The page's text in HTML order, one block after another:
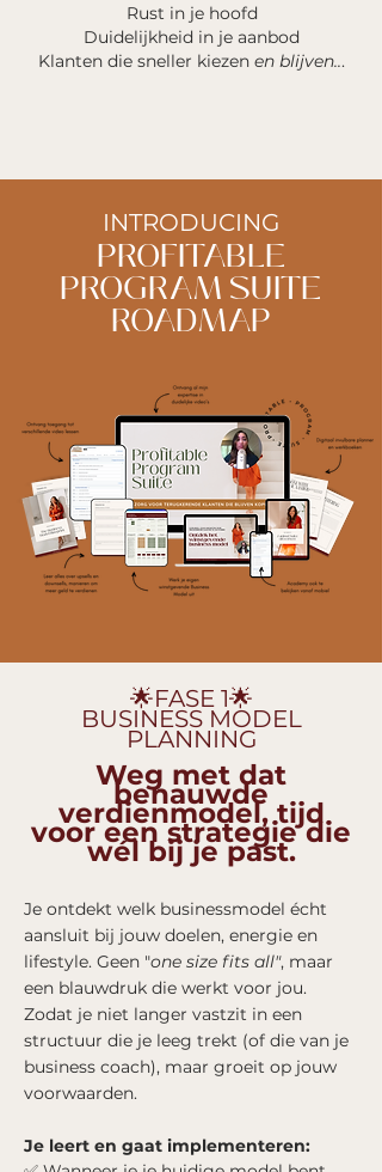
Rust in je hoofd
Duidelijkheid in je aanbod
Klanten die sneller kiezen en blijven...
INTRODUCING
PROFITABLE
PROGRAM SUITE
ROADMAP
🌟FASE 1🌟
BUSINESS MODEL
PLANNING
Weg met dat
benauwde
verdienmodel, tijd
voor een strategie die
wél bij je past.
Je ontdekt welk businessmodel écht
aansluit bij jouw doelen, energie en
lifestyle. Geen "one size fits all", maar
een blauwdruk die werkt voor jou.
Zodat je niet langer vastzit in een
structuur die je leeg trekt (of die van je
business coach), maar groeit op jouw
voorwaarden.
Je leert en gaat implementeren: